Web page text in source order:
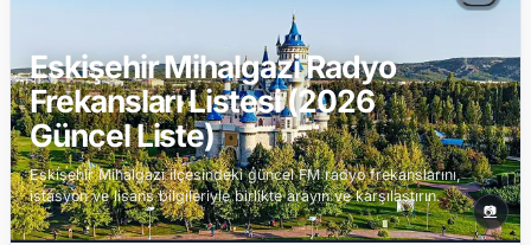
📷
Eskişehir Mihalgazi Radyo
Frekansları Listesi (2026
Güncel Liste)
Eskişehir Mihalgazi ilçesindeki güncel FM radyo frekanslarını,
istasyon ve lisans bilgileriyle birlikte arayın ve karşılaştırın.